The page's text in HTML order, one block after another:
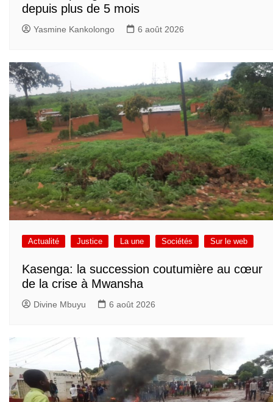
depuis plus de 5 mois
Yasmine Kankolongo 6 août 2026
Actualité Justice La une Sociétés Sur le web
Kasenga: la succession coutumière au cœur
de la crise à Mwansha
Divine Mbuyu 6 août 2026